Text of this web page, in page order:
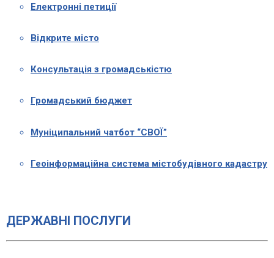
Електронні петиції
Відкрите місто
Консультація з громадськістю
Громадський бюджет
Муніципальний чатбот “СВОЇ”
Геоінформаційна система містобудівного кадастру
ДЕРЖАВНІ ПОСЛУГИ